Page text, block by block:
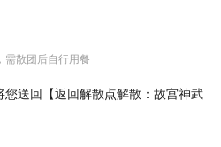
需散团后自行用餐
您送回【返回解散点解散：故宫神武